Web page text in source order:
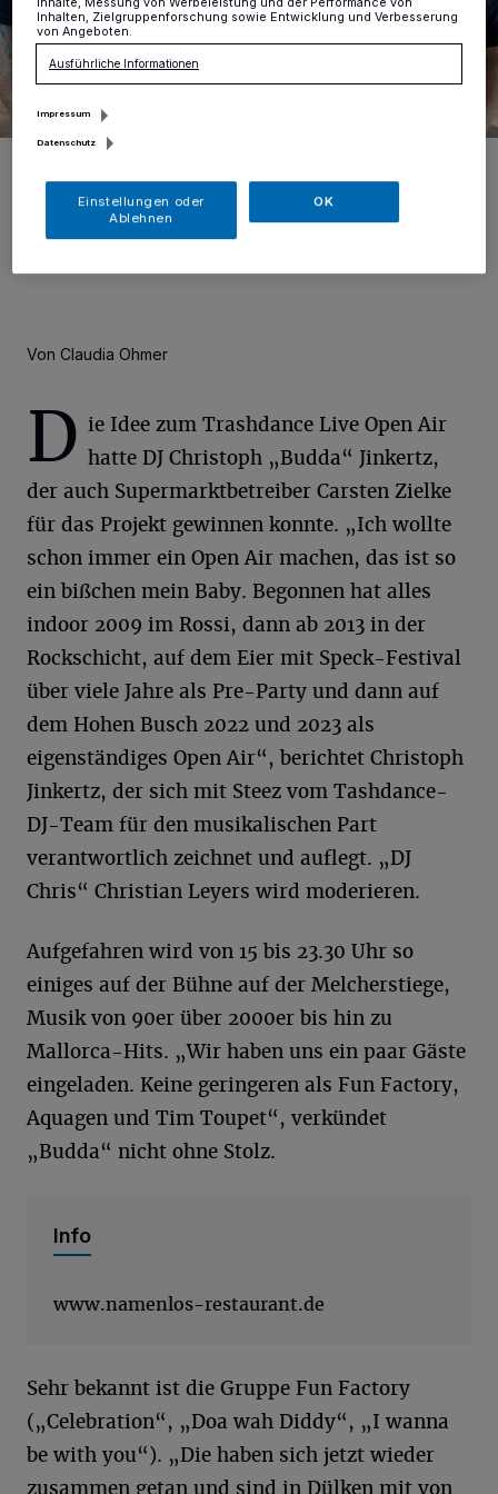
Foto: Claudia Ohmer
Von Claudia Ohmer
D ie Idee zum Trashdance Live Open Air
hatte DJ Christoph „Budda“ Jinkertz,
der auch Supermarktbetreiber Carsten Zielke
für das Projekt gewinnen konnte. „Ich wollte
schon immer ein Open Air machen, das ist so
ein bißchen mein Baby. Begonnen hat alles
indoor 2009 im Rossi, dann ab 2013 in der
Rockschicht, auf dem Eier mit Speck-Festival
über viele Jahre als Pre-Party und dann auf
dem Hohen Busch 2022 und 2023 als
eigenständiges Open Air“, berichtet Christoph
Jinkertz, der sich mit Steez vom Tashdance-
DJ-Team für den musikalischen Part
verantwortlich zeichnet und auflegt. „DJ
Chris“ Christian Leyers wird moderieren.
Aufgefahren wird von 15 bis 23.30 Uhr so
einiges auf der Bühne auf der Melcherstiege,
Musik von 90er über 2000er bis hin zu
Mallorca-Hits. „Wir haben uns ein paar Gäste
eingeladen. Keine geringeren als Fun Factory,
Aquagen und Tim Toupet“, verkündet
„Budda“ nicht ohne Stolz.
Info
www.namenlos-restaurant.de
Sehr bekannt ist die Gruppe Fun Factory
(„Celebration“, „Doa wah Diddy“, „I wanna
be with you“). „Die haben sich jetzt wieder
zusammen getan und sind in Dülken mit von
Inhalte, Messung von Werbeleistung und der Performance von
Inhalten, Zielgruppenforschung sowie Entwicklung und Verbesserung
von Angeboten.
Ausführliche Informationen
Impressum
Datenschutz
Einstellungen oder
Ablehnen
OK